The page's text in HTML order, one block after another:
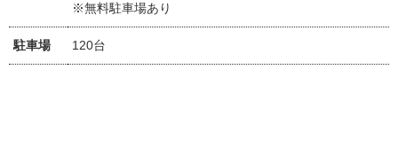
※無料駐車場あり
駐車場 120台